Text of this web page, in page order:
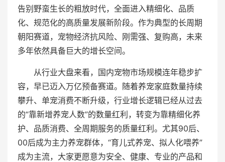
告别野蛮生长的粗放时代，全面进入精细化、品质
化、规范化的高质量发展新阶段。作为典型的长周期
朝阳赛道，宠物经济抗风险、刚需强、复购高，未来
多年依然具备巨大的增长空间。
从行业大盘来看，国内宠物市场规模连年稳步扩
容，早已迈入万亿预备赛道。随着养宠家庭数量持续
攀升、单宠消费不断升级，行业增长逻辑已经从过去
的“靠新增养宠人数”的数量红利，转变为靠精细化养
护、品质消费、全周期服务的质量红利。尤其90后、
00后成为主力养宠群体，“育儿式养宠、拟人化喂养”
成为主流，大家更愿意为安全、健康、专业的产品和